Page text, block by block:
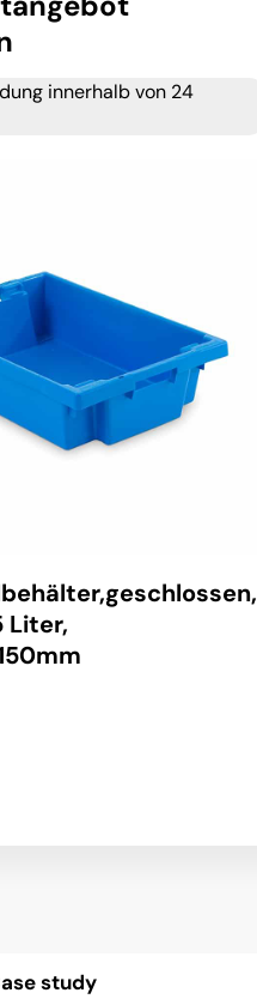
innerhalb von 24
Liter,
study